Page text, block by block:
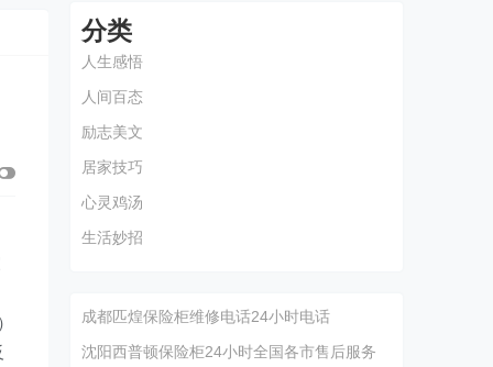
分类
人生感悟
人间百态
励志美文
居家技巧
心灵鸡汤
生活妙招
成都匹煌保险柜维修电话24小时电话
沈阳西普顿保险柜24小时全国各市售后服务